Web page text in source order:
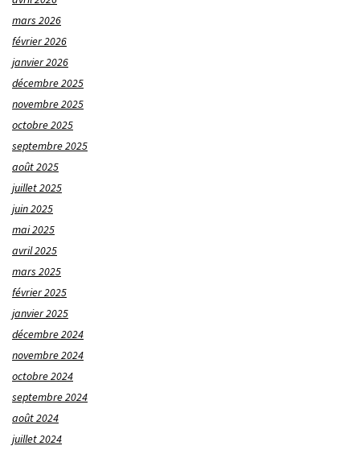
mars 2026
février 2026
janvier 2026
décembre 2025
novembre 2025
octobre 2025
septembre 2025
août 2025
juillet 2025
juin 2025
mai 2025
avril 2025
mars 2025
février 2025
janvier 2025
décembre 2024
novembre 2024
octobre 2024
septembre 2024
août 2024
juillet 2024